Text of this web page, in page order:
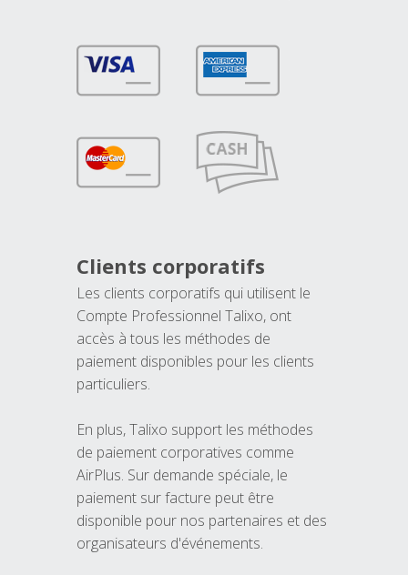
Clients corporatifs
Les clients corporatifs qui utilisent le
Compte Professionnel Talixo, ont
accès à tous les méthodes de
paiement disponibles pour les clients
particuliers.
En plus, Talixo support les méthodes
de paiement corporatives comme
AirPlus. Sur demande spéciale, le
paiement sur facture peut être
disponible pour nos partenaires et des
organisateurs d'événements.